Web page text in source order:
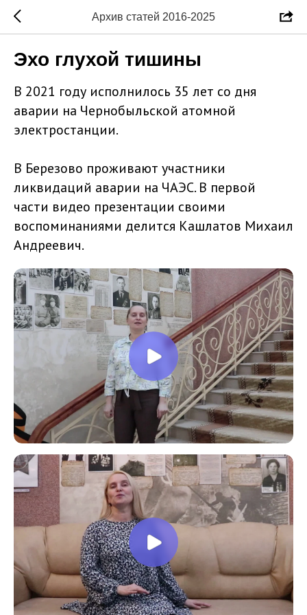
Архив статей 2016-2025
Эхо глухой тишины
В 2021 году исполнилось 35 лет со дня
аварии на Чернобыльской атомной
электростанции.
В Березово проживают участники
ликвидаций аварии на ЧАЭС. В первой
части видео презентации своими
воспоминаниями делится Кашлатов Михаил
Андреевич.